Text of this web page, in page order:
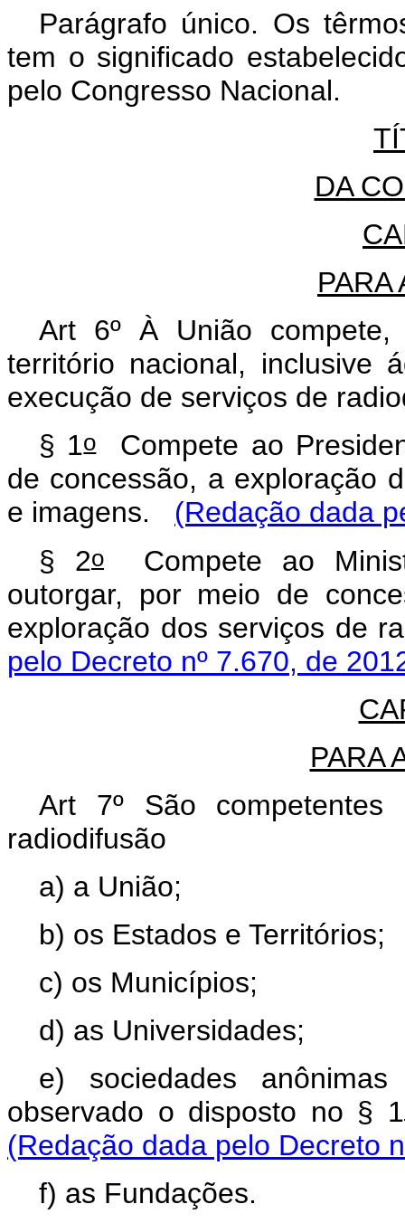
Parágrafo único. Os
tem o significado
pelo Congresso Nacional.
DA
PARA
Art 6º À União compete,
território nacional, inclusive
execução de serviços de
§ 1oCompete ao
de concessão, a exploração
e imagens. (Redação dada
§ 2o Compete ao
outorgar, por meio de
exploração dos serviços de
pelo Decreto nº 7.670, de
PARA
Art 7º São
radiodifusão
a) a União;
b) os Estados e Territórios;
c) os Municípios;
d) as Universidades;
e) sociedades
observado o disposto no § 1
(Redação dada pelo Decreto
f) as Fundações.